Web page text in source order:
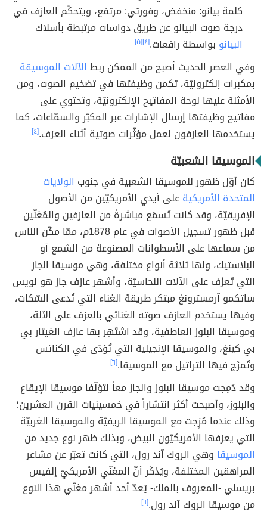
كلمة بيانو: منخفض، وفورتي: مرتفع، ويتحكّم العازف في
درجة صوت البيانو عن طريق دواسات مرتبطة بأسلاك
البيانو بواسطة رافعات.[٤] [٥]
وفي العصر الحديث أصبح من الممكن ربط الآلات الموسيقة
بمكبرات إلكترونيّة، تكمن وظيفتها في تضخيم الصوت، ومن
الأمثلة عليها لوحة المفاتيح الإلكترونيّة، وتحتوي على
مفاتيح وظيفتها إرسال الإشارات عبر المكبّر والسمّاعات، كما
يستخدمها العازفون لعمل مؤثّرات صوتية أثناء العزف.[٤]
الموسيقا الشعبيّة
كان أوّل ظهور للموسيقا الشعبية في جنوب الولايات
المتحدة الأمريكيةعلى أيدي الأمريكيّين من الأصول
الإفريقيّة، وقد كانت تُسمَع مباشرةً من العازفين والمُغنّين
قبل ظهور تسجيل الأصوات في عام 1878م، ممّا مكّن الناس
من سماعها على الأسطوانات المصنوعة من الشمع أو
البلاستيك، ولها ثلاثة أنواع مختلفة، وهي موسيقا الجاز
التي تُعزَف على الآلات النحاسيّة، وأشهر عازف جاز هو لويس
ساتكمو آرمسترونغ مبتكر طريقة الغناء التي تُدعى السّكات،
وفيها يستخدم العازف صوته الغنائي بالعزف على الآلة،
وموسيقا البلوز العاطفية، وقد اشتُهِر بها عازف الغيتار بي
بي كينغ، والموسيقا الإنجيلية التي تُؤدّى في الكنائس
وتُمزَج فيها التراتيل مع الموسيقا.[٦]
وقد دُمِجت موسيقا البلوز والجاز معاً لتؤلّفا موسيقا الإيقاع
والبلوز، وأصبحت أكثر انتشاراً في خمسينيات القرن العشرين؛
وذلك عندما مُزِجت مع الموسيقا الريفيّة والموسيقا الغربيّة
التي يعزفها الأمريكيّون البيض، وبذلك ظهر نوع جديد من
الموسيقا وهي الروك آند رول، التي كانت تعبّر عن مشاعر
المراهقين المختلفة، ويُذكَر أنّ المغنّي الأمريكيّ إلفيس
بريسلي -المعروف بالملك- يُعدّ أحد أشهر مغنّي هذا النوع
من موسيقا الروك آند رول.[٦]